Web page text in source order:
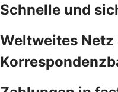
Schnelle und
Weltweites Netz